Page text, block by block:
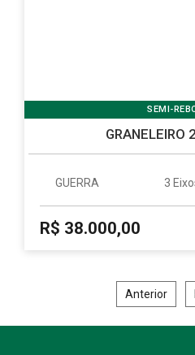
SEMI-
GUERRA 3
R$ 38.000,00
Anterior